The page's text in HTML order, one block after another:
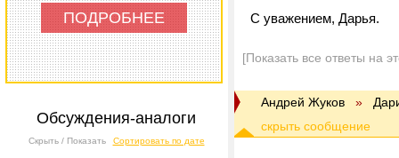
ПОДРОБНЕЕ
Обсуждения-аналоги
Скрыть / Показать Сортировать по дате
С уважением, Дарья.
[Показать все ответы на
Андрей Жуков »